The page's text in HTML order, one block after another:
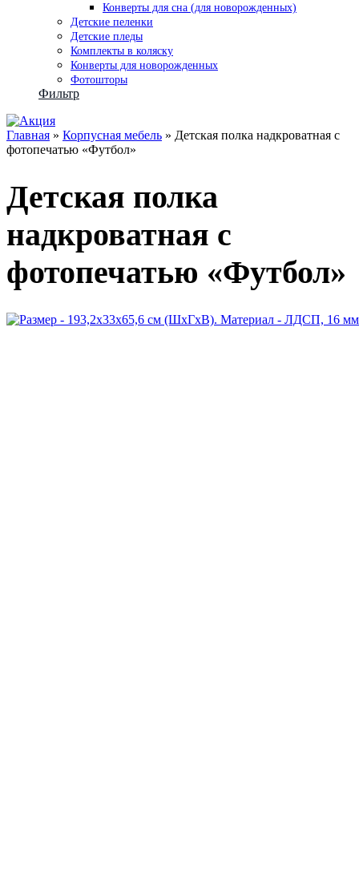
Конверты для сна (для новорожденных)
Детские пеленки
Детские пледы
Комплекты в коляску
Конверты для новорожденных
Фотошторы
Фильтр
Главная » Корпусная мебель » Детская полка надкроватная с
фотопечатью «Футбол»
Детская полка
надкроватная с
фотопечатью «Футбол»